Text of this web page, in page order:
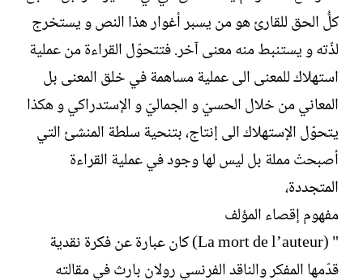
كلُّ الحق للقارئ هو من يسبر أغوار هذا النص و يستخرج
لذّته و يستنبط منه معنى آخر. فتتحوّل القراءة من عملية
استهلاك للمعنى الى عملية مساهمة في خلق المعنى بل
المعاني من خلال الحسيّ و الجماليّ و الإستدراكي و هكذا
يتحوّل الإستهلاك الى إنتاج، بتنحية سلطة المنشئ التي
أصبحتْ مملة بل ليس لها وجود في عملية القراءة
المتجددة،
مفهوم إقصاء المؤلف
" (La mort de l’auteur) كان عبارة عن فكرة نقدية
قدّمها المفكر والناقد الفرنسي رولان بارث في مقالته